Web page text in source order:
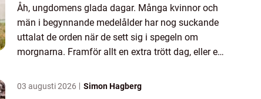
Åh, ungdomens glada dagar. Många kvinnor och
män i begynnande medelålder har nog suckande
uttalat de orden när de sett sig i spegeln om
morgnarna. Framför allt en extra trött dag, eller en
de första å...
03 augusti 2026 Simon Hagberg